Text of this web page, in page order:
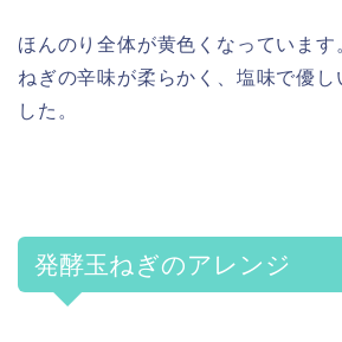
ほんのり全体が黄色くなっています
ねぎの辛味が柔らかく、塩味で優し
した。
発酵玉ねぎのアレンジ